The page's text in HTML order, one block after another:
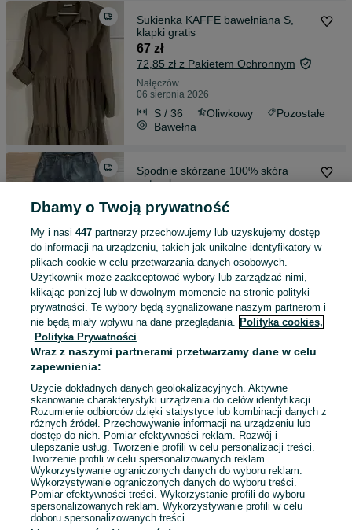
Sukienka KAFFE bawełniana S,
klapki gratis
67 zł
72,85 zł z Pakietem Ochronnym
Nałęczów
06 sierpnia 2026
S / 36 Oliwkowy
Pozostałe
Bawełna
Spodnie skórzane 100% skóra
naturalna
145,30 zł z Pakietem Ochronnym
Nałęczów
Odświeżono dnia 05 sierpnia 2026
M / 38
Skóra naturalna
Spodnie beżowe z kieszeniami
57 zł
Nałęczów
05 sierpnia 2026
S / 36 Beżowy
Pozostałe
Bawełna
1 2 3 ... 8
Dbamy o Twoją prywatność
My i nasi 447partnerzy przechowujemy lub uzyskujemy dostęp
do informacji na urządzeniu, takich jak unikalne identyfikatory w
plikach cookie w celu przetwarzania danych osobowych.
Użytkownik może zaakceptować wybory lub zarządzać nimi,
klikając poniżej lub w dowolnym momencie na stronie polityki
prywatności. Te wybory będą sygnalizowane naszym partnerom i
nie będą miały wpływu na dane przeglądania. Polityka cookies,
Polityka Prywatności
Wraz z naszymi partnerami przetwarzamy dane w celu
zapewnienia:
Użycie dokładnych danych geolokalizacyjnych. Aktywne
skanowanie charakterystyki urządzenia do celów identyfikacji.
Rozumienie odbiorców dzięki statystyce lub kombinacji danych z
różnych źródeł. Przechowywanie informacji na urządzeniu lub
dostęp do nich. Pomiar efektywności reklam. Rozwój i
ulepszanie usług. Tworzenie profili w celu personalizacji treści.
Tworzenie profili w celu spersonalizowanych reklam.
Wykorzystywanie ograniczonych danych do wyboru reklam.
Wykorzystywanie ograniczonych danych do wyboru treści.
Pomiar efektywności treści. Wykorzystanie profili do wyboru
spersonalizowanych reklam. Wykorzystywanie profili w celu
doboru spersonalizowanych treści.